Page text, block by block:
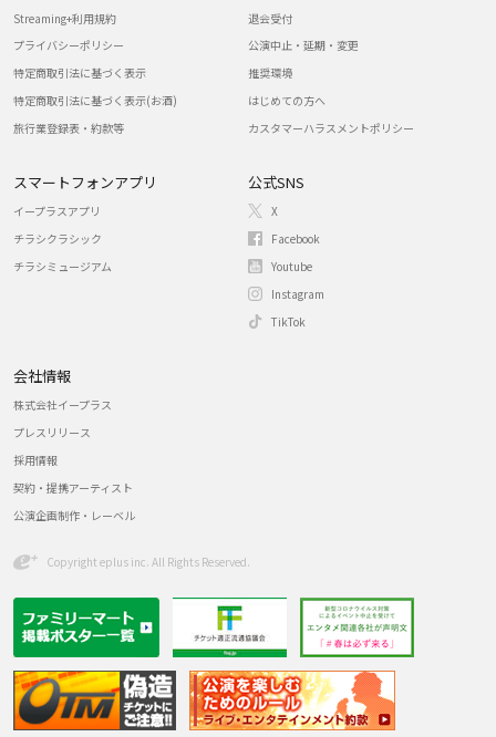
Streaming+利用規約
プライバシーポリシー
特定商取引法に基づく表示
特定商取引法に基づく表示(お酒)
旅行業登録表・約款等
退会受付
公演中止・延期・変更
推奨環境
はじめての方へ
カスタマーハラスメントポリシー
スマートフォンアプリ
イープラスアプリ
チラシクラシック
チラシミュージアム
公式SNS
X
Facebook
Youtube
Instagram
TikTok
会社情報
株式会社イープラス
プレスリリース
採用情報
契約・提携アーティスト
公演企画制作・レーベル
Copyright eplus inc. All Rights Reserved.